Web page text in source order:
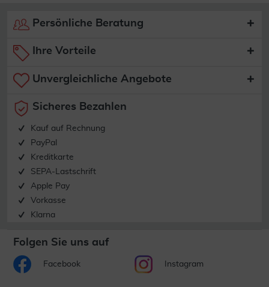
Persönliche Beratung
Ihre Vorteile
Unvergleichliche Angebote
Sicheres Bezahlen
Kauf auf Rechnung
PayPal
Kreditkarte
SEPA-Lastschrift
Apple Pay
Vorkasse
Klarna
Folgen Sie uns auf
Facebook Instagram